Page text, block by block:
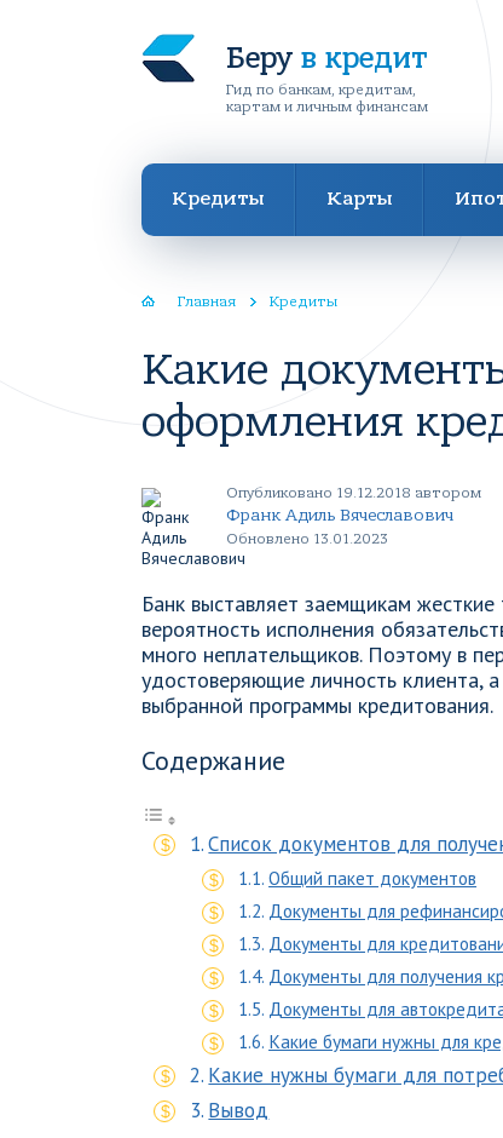
Беру в кредит
Гид по банкам, кредитам,
картам и личным финансам
Кредиты Карты
Главная Кредиты
Какие
оформления
Опубликовано 19.12.2018 автором
Франк Адиль Вячеславович
Обновлено 13.01.2023
Банк выставляет заемщикам жесткие
вероятность исполнения
много неплательщиков. Поэтому в
удостоверяющие личность клиента,
выбранной программы кредитования.
Содержание
Список документов для
Общий пакет документов
Документы для
Документы для
Документы для получения
Документы для
Какие бумаги нужны для
Какие нужны бумаги для
Вывод